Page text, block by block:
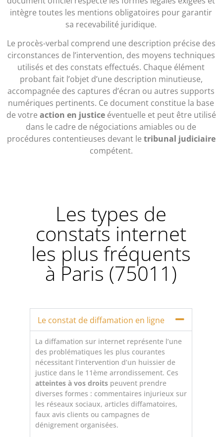
intègre toutes les mentions obligatoires pour garantir
sa recevabilité juridique.
Le procès-verbal comprend une description précise des
circonstances de l’intervention, des moyens techniques
utilisés et des constats effectués. Chaque élément
probant fait l’objet d’une description minutieuse,
accompagnée des captures d’écran ou autres supports
numériques pertinents. Ce document constitue la base
de votre action en justiceéventuelle et peut être utilisé
dans le cadre de négociations amiables ou de
procédures contentieuses devant le tribunal judiciaire
compétent.
Les types de
constats internet
les plus fréquents
à Paris (75011)
Le constat de diffamation en ligne
La diffamation sur internet représente l’une
des problématiques les plus courantes
nécessitant l’intervention d’un huissier de
justice dans le 11ème arrondissement. Ces
atteintes à vos droits peuvent prendre
diverses formes : commentaires injurieux sur
les réseaux sociaux, articles diffamatoires,
faux avis clients ou campagnes de
dénigrement organisées.